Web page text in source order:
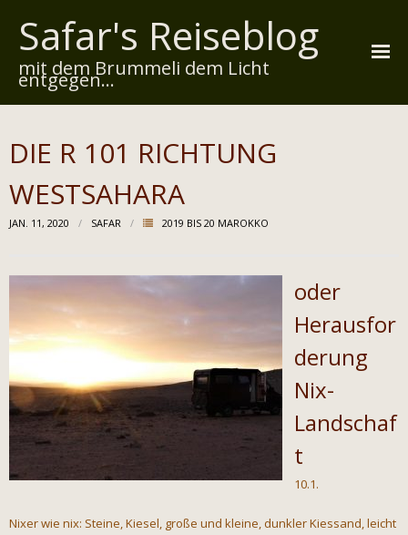
Safar's Reiseblog
mit dem Brummeli dem Licht
entgegen...
Über mich
Reiserouten
Kontakt
Impressum
Datenschutz
DIE R 101 RICHTUNG
WESTSAHARA
JAN. 11, 2020 SAFAR 2019 BIS 20 MAROKKO
oder
Herausfor
derung
Nix-
Landschaf
t
10.1.
Nixer wie nix: Steine, Kiesel, große und kleine, dunkler Kiessand, leicht